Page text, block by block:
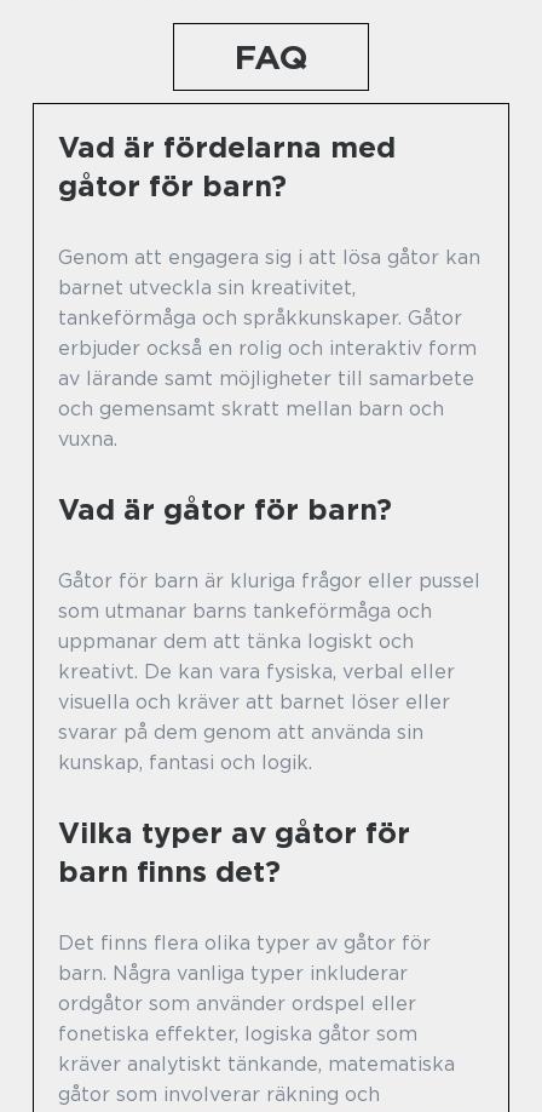
FAQ
Vad är fördelarna med
gåtor för barn?
Genom att engagera sig i att lösa gåtor kan
barnet utveckla sin kreativitet,
tankeförmåga och språkkunskaper. Gåtor
erbjuder också en rolig och interaktiv form
av lärande samt möjligheter till samarbete
och gemensamt skratt mellan barn och
vuxna.
Vad är gåtor för barn?
Gåtor för barn är kluriga frågor eller pussel
som utmanar barns tankeförmåga och
uppmanar dem att tänka logiskt och
kreativt. De kan vara fysiska, verbal eller
visuella och kräver att barnet löser eller
svarar på dem genom att använda sin
kunskap, fantasi och logik.
Vilka typer av gåtor för
barn finns det?
Det finns flera olika typer av gåtor för
barn. Några vanliga typer inkluderar
ordgåtor som använder ordspel eller
fonetiska effekter, logiska gåtor som
kräver analytiskt tänkande, matematiska
gåtor som involverar räkning och